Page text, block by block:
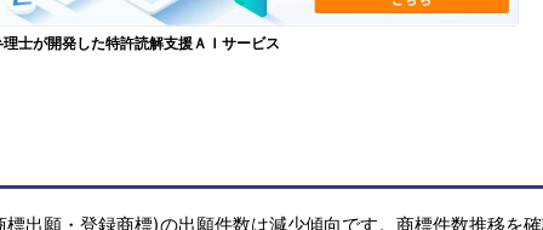
理士が開発した特許読解支援ＡＩサービス
出願・登録商標)の出願件数は減少傾向です。商標件数推移を